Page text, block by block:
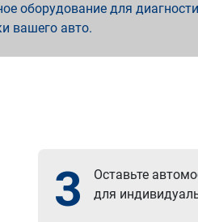
оборудование для
вашего авто.
3
Оставьте
для